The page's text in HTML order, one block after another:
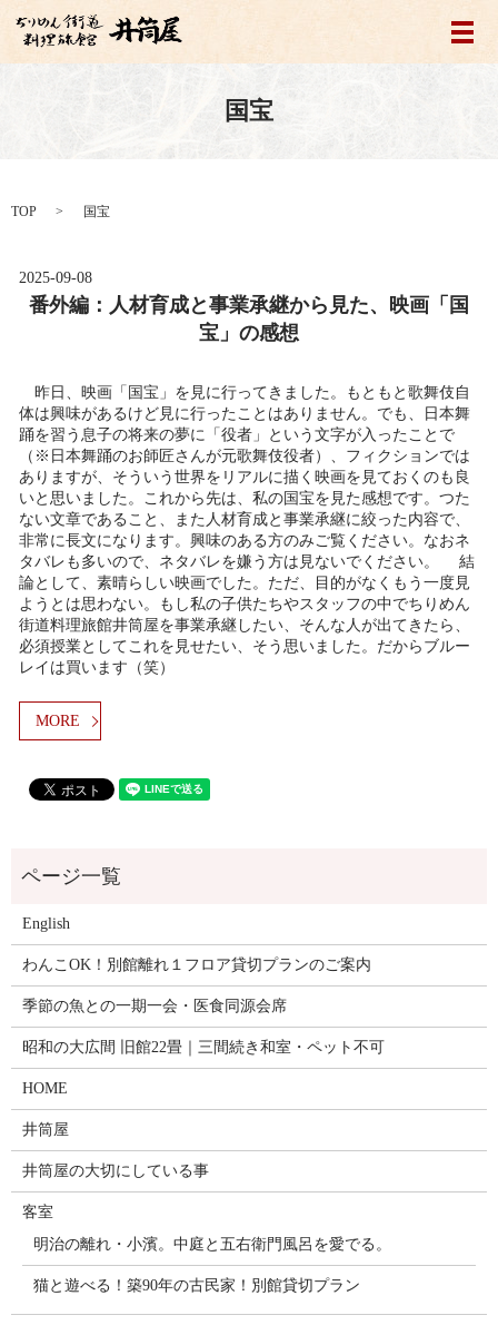
メ
国宝
TOP 国宝
2025-09-08
番外編：人材育成と事業承継から見た、映画「国
宝」の感想
昨日、映画「国宝」を見に行ってきました。もともと歌舞伎自
体は興味があるけど見に行ったことはありません。でも、日本舞
踊を習う息子の将来の夢に「役者」という文字が入ったことで
（※日本舞踊のお師匠さんが元歌舞伎役者）、フィクションでは
ありますが、そういう世界をリアルに描く映画を見ておくのも良
いと思いました。これから先は、私の国宝を見た感想です。つた
ない文章であること、また人材育成と事業承継に絞った内容で、
非常に長文になります。興味のある方のみご覧ください。なおネ
タバレも多いので、ネタバレを嫌う方は見ないでください。 結
論として、素晴らしい映画でした。ただ、目的がなくもう一度見
ようとは思わない。もし私の子供たちやスタッフの中でちりめん
街道料理旅館井筒屋を事業承継したい、そんな人が出てきたら、
必須授業としてこれを見せたい、そう思いました。だからブルー
レイは買います（笑）
MORE
English
わんこOK！別館離れ１フロア貸切プランのご案内
季節の魚との一期一会・医食同源会席
昭和の大広間 旧館22畳｜三間続き和室・ペット不可
HOME
井筒屋
井筒屋の大切にしている事
客室
明治の離れ・小濱。中庭と五右衛門風呂を愛でる。
猫と遊べる！築90年の古民家！別館貸切プラン